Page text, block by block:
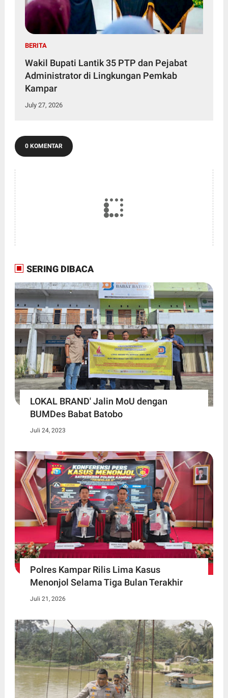
BERITA
Wakil Bupati Lantik 35 PTP dan Pejabat
Administrator di Lingkungan Pemkab
Kampar
July 27, 2026
0 KOMENTAR
SERING DIBACA
LOKAL BRAND' Jalin MoU dengan
BUMDes Babat Batobo
Juli 24, 2023
Polres Kampar Rilis Lima Kasus
Menonjol Selama Tiga Bulan Terakhir
Juli 21, 2026